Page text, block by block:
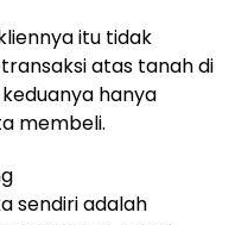
itu tidak
atas tanah di
hanya
membeli.
sendiri adalah